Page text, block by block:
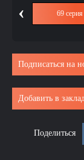
‹ 69 серия
Подписаться на
Добавить в
Поделиться